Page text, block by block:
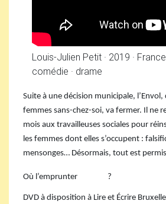
Louis-Julien Petit · 2019 · France
comédie · drame
Suite à une décision municipale, l’Envol,
femmes sans-chez-soi, va fermer. Il ne
mois aux travailleuses sociales pour
les femmes dont elles s’occupent :
mensonges… Désormais, tout est permis
Où l’emprunter ?
DVD à disposition à Lire et Écrire